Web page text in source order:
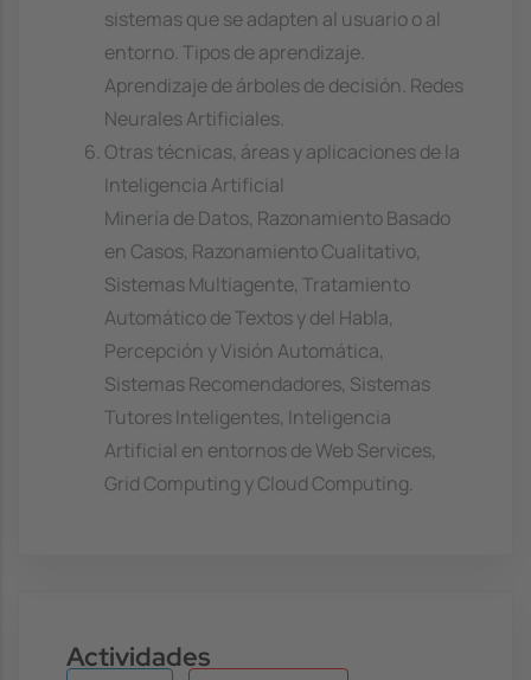
sistemas que se adapten al usuario o al
entorno. Tipos de aprendizaje.
Aprendizaje de árboles de decisión. Redes
Neurales Artificiales.
Otras técnicas, áreas y aplicaciones de la
Inteligencia Artificial
Minería de Datos, Razonamiento Basado
en Casos, Razonamiento Cualitativo,
Sistemas Multiagente, Tratamiento
Automático de Textos y del Habla,
Percepción y Visión Automática,
Sistemas Recomendadores, Sistemas
Tutores Inteligentes, Inteligencia
Artificial en entornos de Web Services,
Grid Computing y Cloud Computing.
Actividades